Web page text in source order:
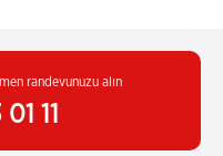
randevunuzu alın
11